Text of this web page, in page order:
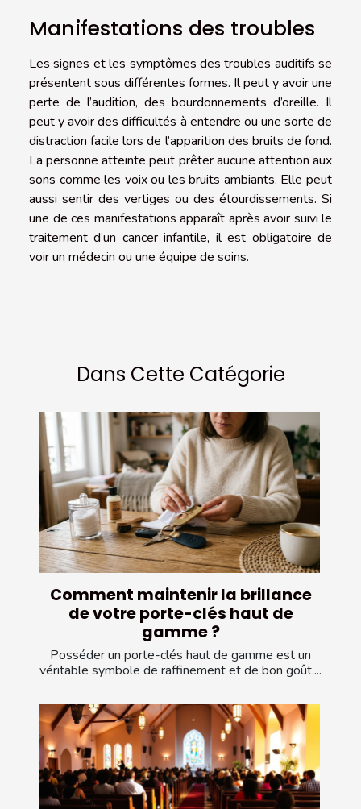
Manifestations des troubles
Les signes et les symptômes des troubles auditifs se
présentent sous différentes formes. Il peut y avoir une
perte de l’audition, des bourdonnements d’oreille. Il
peut y avoir des difficultés à entendre ou une sorte de
distraction facile lors de l’apparition des bruits de fond.
La personne atteinte peut prêter aucune attention aux
sons comme les voix ou les bruits ambiants. Elle peut
aussi sentir des vertiges ou des étourdissements. Si
une de ces manifestations apparaît après avoir suivi le
traitement d’un cancer infantile, il est obligatoire de
voir un médecin ou une équipe de soins.
Dans Cette Catégorie
Comment maintenir la brillance
de votre porte-clés haut de
gamme ?
Posséder un porte-clés haut de gamme est un
véritable symbole de raffinement et de bon goût....